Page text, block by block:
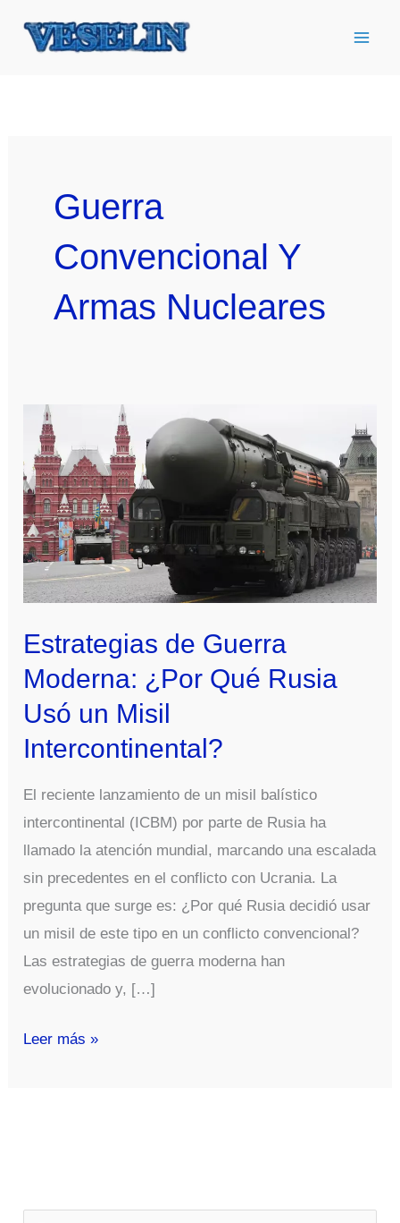
Guerra
Convencional Y
Armas Nucleares
Estrategias de Guerra
Moderna: ¿Por Qué Rusia
Usó un Misil
Intercontinental?
El reciente lanzamiento de un misil balístico
intercontinental (ICBM) por parte de Rusia ha
llamado la atención mundial, marcando una escalada
sin precedentes en el conflicto con Ucrania. La
pregunta que surge es: ¿Por qué Rusia decidió usar
un misil de este tipo en un conflicto convencional?
Las estrategias de guerra moderna han
evolucionado y, […]
Estrategias
Leer más »